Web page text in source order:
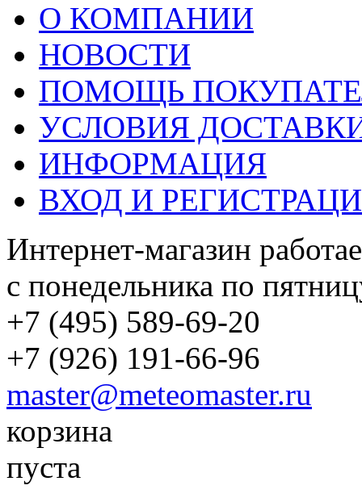
О КОМПАНИИ
НОВОСТИ
ПОМОЩЬ
УСЛОВИЯ
ИНФОРМАЦИЯ
ВХОД И
Интернет-магазин
с понедельника по
+7 (495) 589-69-20
+7 (926) 191-66-96
master@meteomaster.ru
корзина
пуста